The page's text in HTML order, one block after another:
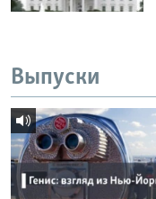
Выпуски